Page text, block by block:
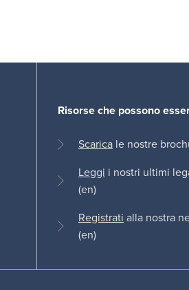
Risorse che possono
Scarica le nostre
Leggi i nostri ultimi
(en)
Registrati alla nostra
(en)